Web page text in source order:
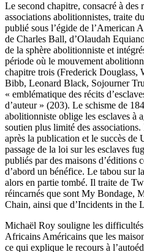
Le second chapitre, consacré à
associations abolitionnistes, traite
publié sous l’égide de l’American
de Charles Ball, d’Olaudah
de la sphère abolitionniste et
période où le mouvement
chapitre trois (Frederick
Bibb, Leonard Black, Sojourner
« emblématique des récits
d’auteur » (203). Le schisme de
abolitionniste oblige les esclaves à
soutien plus limité des
après la publication et le succès de
passage de la loi sur les esclaves
publiés par des maisons d’éditions
d’abord un bénéfice. Le tabou sur
alors en partie tombé. Il traite de
réincarnés que sont My Bondage,
Chain, ainsi que d’Incidents in the
Michaël Roy souligne les
Africains Américains que les
ce qui explique le recours à